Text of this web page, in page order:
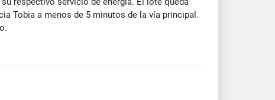
Tobia a menos de 5 minutos de la vía principal.